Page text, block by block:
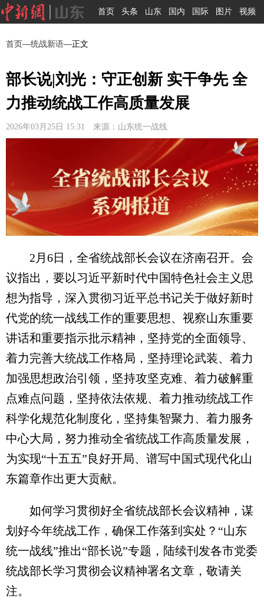
首页 头条 山东 国内 国际 图片 视频
首页—统战新语—正文
部长说|刘光：守正创新 实干争先 全
力推动统战工作高质量发展
2026年03月25日 15:31 来源：山东统一战线
2月6日，全省统战部长会议在济南召开。会
议指出，要以习近平新时代中国特色社会主义思
想为指导，深入贯彻习近平总书记关于做好新时
代党的统一战线工作的重要思想、视察山东重要
讲话和重要指示批示精神，坚持党的全面领导、
着力完善大统战工作格局，坚持理论武装、着力
加强思想政治引领，坚持攻坚克难、着力破解重
点难点问题，坚持依法依规、着力推动统战工作
科学化规范化制度化，坚持集智聚力、着力服务
中心大局，努力推动全省统战工作高质量发展，
为实现“十五五”良好开局、谱写中国式现代化山
东篇章作出更大贡献。
如何学习贯彻好全省统战部长会议精神，谋
划好今年统战工作，确保工作落到实处？“山东
统一战线”推出“部长说”专题，陆续刊发各市党委
统战部长学习贯彻会议精神署名文章，敬请关
注。